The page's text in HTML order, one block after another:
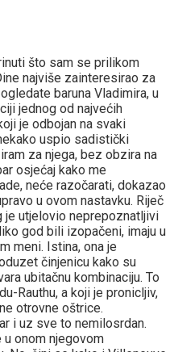
što sam se prilikom
najviše zainteresirao za
baruna Vladimira, u
jednog od najvećih
je odbojan na svaki
uspio sadistički
za njega, bez obzira na
osjećaj kako me
neće razočarati, dokazao
u ovom nastavku. Riječ
je utjelovio neprepoznatljivi
god bili izopačeni, imaju u
meni. Istina, ona je
činjenicu kako su
ubitačnu kombinaciju. To
Rauthu, a koji je pronicljiv,
otrovne oštrice.
i uz sve to nemilosrdan.
u onom njegovom